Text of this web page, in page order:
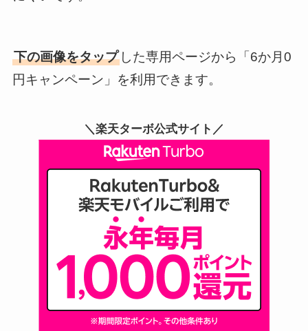
下の画像をタップした専用ページから「6か月0
円キャンペーン」を利用できます。
＼楽天ターボ公式サイト／